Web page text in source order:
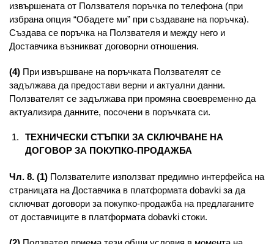
извършената от Ползвателя поръчка по телефона (при
избрана опция “Обадете ми” при създаване на поръчка).
Създава се поръчка на Ползвателя и между него и
Доставчика възникват договорни отношения.
(4) При извършване на поръчката Ползвателят се
задължава да предостави верни и актуални данни.
Ползвателят се задължава при промяна своевременно да
актуализира данните, посочени в поръчката си.
ТЕХНИЧЕСКИ СТЪПКИ ЗА СКЛЮЧВАНЕ НА
ДОГОВОР ЗА ПОКУПКО-ПРОДАЖБА
Чл. 8. (1) Ползвателите използват предимно интерфейса на
страницата на Доставчика в платформата dobavki за да
сключват договори за покупко-продажба на предлаганите
от доставчиците в платформата dobavki стоки.